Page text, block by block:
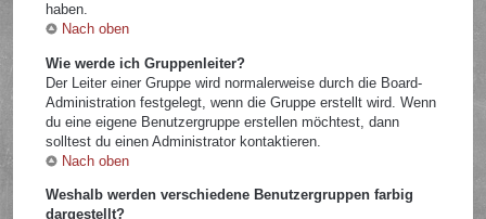
haben.
Nach oben
Wie werde ich Gruppenleiter?
Der Leiter einer Gruppe wird normalerweise durch die Board-
Administration festgelegt, wenn die Gruppe erstellt wird. Wenn
du eine eigene Benutzergruppe erstellen möchtest, dann
solltest du einen Administrator kontaktieren.
Nach oben
Weshalb werden verschiedene Benutzergruppen farbig
dargestellt?